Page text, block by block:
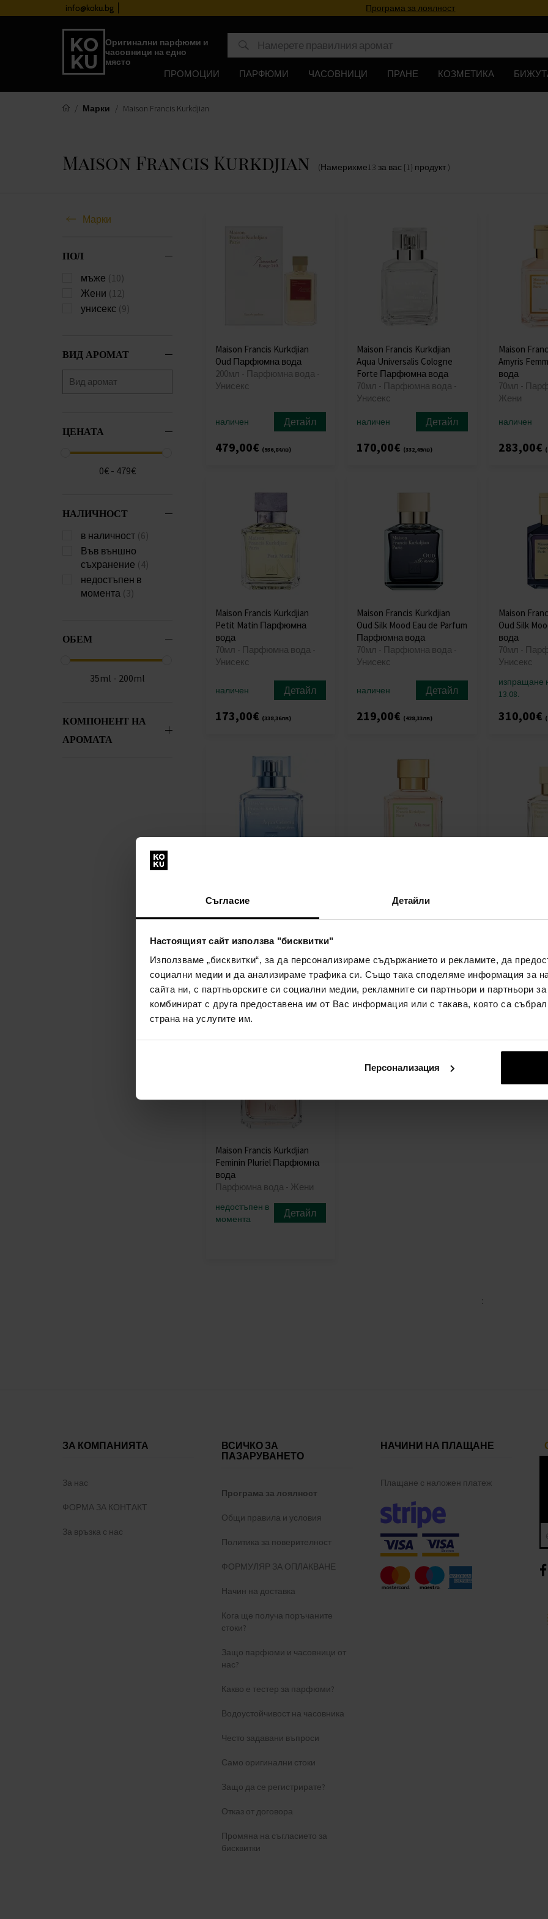
Съгласие Детайли
Настоящият сайт използва "бисквитки"
Използваме „бисквитки“, за да персонализираме съдържанието и рекламите, да
социални медии и да анализираме трафика си. Също така споделяме информация за
сайта ни, с партньорските си социални медии, рекламните си партньори и партньори
комбинират с друга предоставена им от Вас информация или с такава, която са
страна на услугите им.
Персонализация
info@koku.bg Програма за лоялност
Оригинални парфюми и
часовници на едно
място
ПРОМОЦИИ
ПАРФЮМИ ЧАСОВНИЦИ ПРАНЕ КОЗМЕТИКА
Марки Maison Francis Kurkdjian
Maison Francis Kurkdjian (Намерихме13 за вас{1} продукт )
Марки
ПОЛ
мъже (10)
Жени (12)
унисекс (9)
ВИД АРОМАТ
ЦЕНАТА
0€ - 479€
НАЛИЧНОСТ
в наличност (6)
Във външно
съхранение (4)
недостъпен в
момента (3)
ОБЕМ
35ml - 200ml
КОМПОНЕНТ НА
АРОМАТА
Maison Francis Kurkdjian
Oud Парфюмна вода
200мл - Парфюмна вода -
Унисекс
наличен Детайл
479,00€ (936,84лв)
Maison Francis Kurkdjian
Aqua Universalis Cologne
Forte Парфюмна вода
70мл - Парфюмна вода -
Унисекс
наличен Детайл
170,00€ (332,49лв)
Maison
Amyris
вода
70мл -
Жени
наличен
283,00€
Maison Francis Kurkdjian
Petit Matin Парфюмна
вода
70мл - Парфюмна вода -
Унисекс
наличен Детайл
173,00€ (338,36лв)
Maison Francis Kurkdjian
Oud Silk Mood Eau de Parfum
Парфюмна вода
70мл - Парфюмна вода -
Унисекс
наличен Детайл
219,00€ (428,33лв)
Maison
Oud Silk
вода
70мл -
Унисекс
изпращане
13.08.
310,00€
Парфюмна вода
70мл - Парфюмна вода -
13.08.
Детайл
218,00€ (426,37лв)
70мл - Парфюмна вода -
Жени
13.08.
Детайл
216,00€(422,46лв)
момента
Maison Francis Kurkdjian
Feminin Pluriel Парфюмна
вода
Парфюмна вода - Жени
недостъпен в
момента
Детайл
:
ЗА КОМПАНИЯТА
За нас
ФОРМА ЗА КОНТАКТ
За връзка с нас
ВСИЧКО ЗА
ПАЗАРУВАНЕТО
Програма за лоялност
Общи правила и условия
Политика за поверителност
ФОРМУЛЯР ЗА ОПЛАКВАНЕ
Начин на доставка
Кога ще получа поръчаните
стоки?
Защо парфюми и часовници от
нас?
Какво е тестер за парфюми?
Водоустойчивост на часовника
Често задавани въпроси
Само оригинални стоки
Защо да се регистрирате?
Отказ от договора
Промяна на съгласието за
бисквитки
НАЧИНИ НА ПЛАЩАНЕ
Плащане с наложен платеж